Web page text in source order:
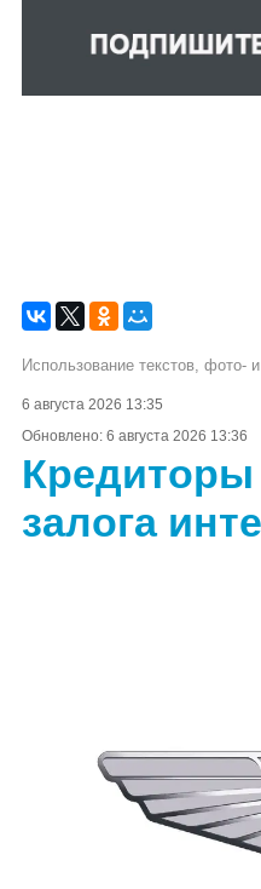
Использование текстов, фото-
6 августа 2026 13:35
Обновлено: 6 августа 2026 13:36
Кредиторы
залога